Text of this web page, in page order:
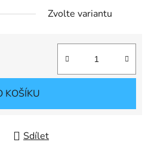
Zvolte variantu
KOŠÍKU
Sdílet